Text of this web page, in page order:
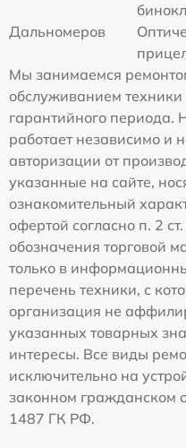
Дальномеров
Мы занимаемся
обслуживанием техники
гарантийного периода.
работает независимо и
авторизации от
указанные на сайте,
ознакомительный
офертой согласно п. 2
обозначения торговой
только в
перечень техники, с
организация не
указанных товарных
интересы. Все виды
исключительно на
законном гражданском
1487 ГК РФ.